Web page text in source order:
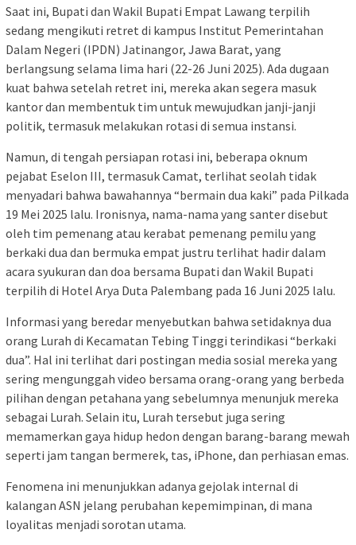
Saat ini, Bupati dan Wakil Bupati Empat Lawang terpilih
sedang mengikuti retret di kampus Institut Pemerintahan
Dalam Negeri (IPDN) Jatinangor, Jawa Barat, yang
berlangsung selama lima hari (22-26 Juni 2025). Ada dugaan
kuat bahwa setelah retret ini, mereka akan segera masuk
kantor dan membentuk tim untuk mewujudkan janji-janji
politik, termasuk melakukan rotasi di semua instansi.
Namun, di tengah persiapan rotasi ini, beberapa oknum
pejabat Eselon III, termasuk Camat, terlihat seolah tidak
menyadari bahwa bawahannya “bermain dua kaki” pada Pilkada
19 Mei 2025 lalu. Ironisnya, nama-nama yang santer disebut
oleh tim pemenang atau kerabat pemenang pemilu yang
berkaki dua dan bermuka empat justru terlihat hadir dalam
acara syukuran dan doa bersama Bupati dan Wakil Bupati
terpilih di Hotel Arya Duta Palembang pada 16 Juni 2025 lalu.
Informasi yang beredar menyebutkan bahwa setidaknya dua
orang Lurah di Kecamatan Tebing Tinggi terindikasi “berkaki
dua”. Hal ini terlihat dari postingan media sosial mereka yang
sering mengunggah video bersama orang-orang yang berbeda
pilihan dengan petahana yang sebelumnya menunjuk mereka
sebagai Lurah. Selain itu, Lurah tersebut juga sering
memamerkan gaya hidup hedon dengan barang-barang mewah
seperti jam tangan bermerek, tas, iPhone, dan perhiasan emas.
Fenomena ini menunjukkan adanya gejolak internal di
kalangan ASN jelang perubahan kepemimpinan, di mana
loyalitas menjadi sorotan utama.